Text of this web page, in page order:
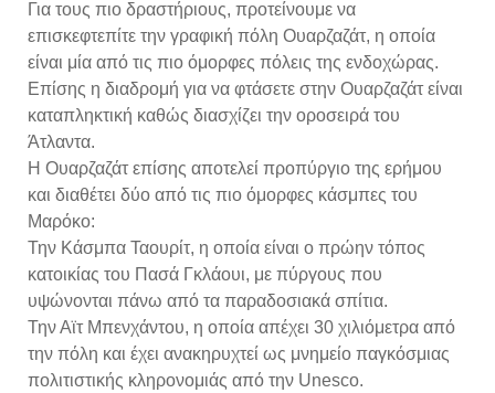
Για τους πιο δραστήριους, προτείνουμε να
επισκεφτεπίτε την γραφική πόλη Ουαρζαζάτ, η οποία
είναι μία από τις πιο όμορφες πόλεις της ενδοχώρας.
Επίσης η διαδρομή για να φτάσετε στην Ουαρζαζάτ είναι
καταπληκτική καθώς διασχίζει την οροσειρά του
Άτλαντα.
Η Ουαρζαζάτ επίσης αποτελεί προπύργιο της ερήμου
και διαθέτει δύο από τις πιο όμορφες κάσμπες του
Μαρόκο:
Την Κάσμπα Ταουρίτ, η οποία είναι ο πρώην τόπος
κατοικίας του Πασά Γκλάουι, με πύργους που
υψώνονται πάνω από τα παραδοσιακά σπίτια.
Την Αϊτ Μπενχάντου, η οποία απέχει 30 χιλιόμετρα από
την πόλη και έχει ανακηρυχτεί ως μνημείο παγκόσμιας
πολιτιστικής κληρονομιάς από την Unesco.